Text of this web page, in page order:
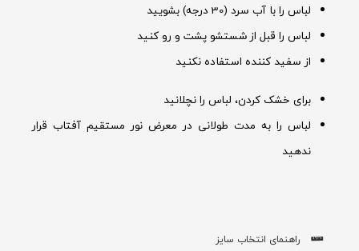
لباس را با آب سرد (30 درجه) بشویید
لباس را قبل از شستشو پشت و رو کنید
از سفید کننده استفاده نکنید
برای خشک کردن، لباس را نچلانید
لباس را به مدت طولانی در معرض نور مستقیم آفتاب قرار
ندهید
راهنمای انتخاب سایز